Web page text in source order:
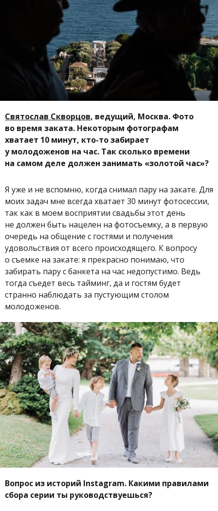
Святослав Скворцов, ведущий, Москва. Фото
во время заката. Некоторым фотографам
хватает 10 минут, кто-то забирает
у молодоженов на час. Так сколько времени
на самом деле должен занимать «золотой час»?
Я уже и не вспомню, когда снимал пару на закате. Для
моих задач мне всегда хватает 30 минут фотосессии,
так как в моем восприятии свадьбы этот день
не должен быть нацелен на фотосъемку, а в первую
очередь на общение с гостями и получения
удовольствия от всего происходящего. К вопросу
о съемке на закате: я прекрасно понимаю, что
забирать пару с банкета на час недопустимо. Ведь
тогда съедет весь тайминг, да и гостям будет
странно наблюдать за пустующим столом
молодоженов.
Вопрос из историй Instagram. Какими правилами
сбора серии ты руководствуешься?